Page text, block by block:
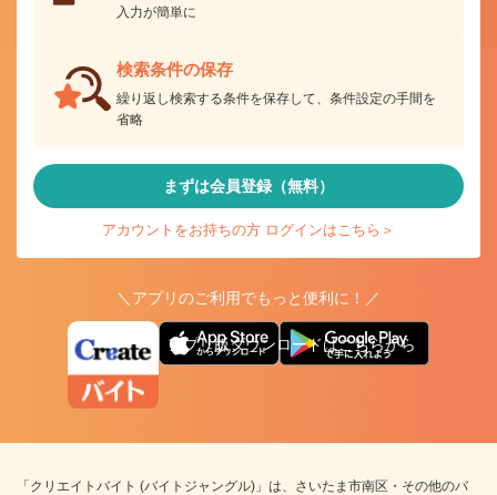
入力が簡単に
検索条件の保存
繰り返し検索する条件を保存して、条件設定の手間を
省略
まずは会員登録（無料）
アカウントをお持ちの方 ログインはこちら＞
＼アプリのご利用でもっと便利に！／
アプリ版ダウンロードはこちらから
「クリエイトバイト (バイトジャングル)」は、さいたま市南区・その他のバ